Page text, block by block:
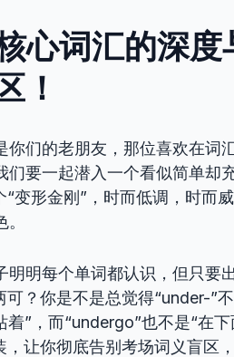
心词汇的深度
！
们的老朋友，那位喜欢在词
要一起潜入一个看似简单却
形金刚”，时而低调，时而
明每个单词都认识，但只要
？你是不是总觉得“under-”
”，而“undergo”也不是“在
让你彻底告别考场词义盲区